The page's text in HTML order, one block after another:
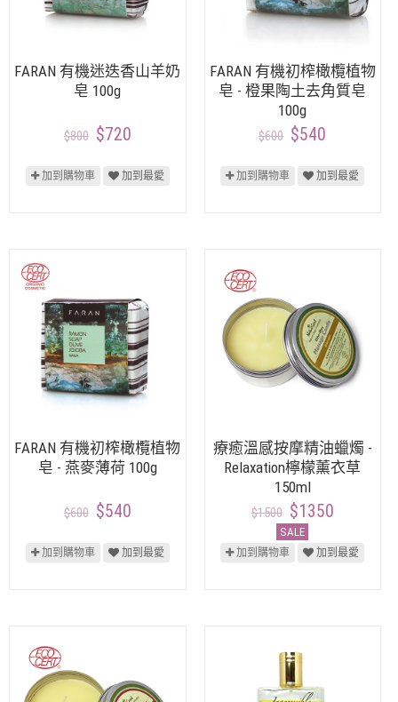
FARAN 有機迷迭香山羊奶
皂 100g
$800 $720
加到購物車 加到最愛
FARAN 有機初榨橄欖植物
皂 - 橙果陶土去角質皂
100g
$600 $540
加到購物車 加到最愛
FARAN 有機初榨橄欖植物
皂 - 燕麥薄荷 100g
$600 $540
加到購物車 加到最愛
療癒溫感按摩精油蠟燭 -
Relaxation檸檬薰衣草
150ml
$1500 $1350
SALE
加到購物車 加到最愛